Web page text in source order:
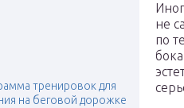
тренировок для
на беговой дорожке
не
по